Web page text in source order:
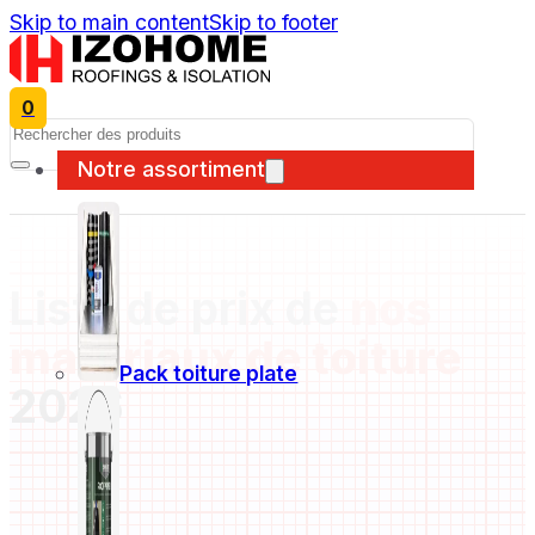
Skip to main contentSkip to footer
0
Notre assortiment
Pack toiture plate
Search
Liste de prix de
matériaux de toiture
2026